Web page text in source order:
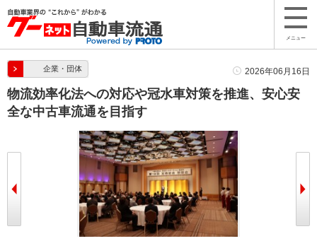
メニュー
企業・団体 2026年06月16日
物流効率化法への対応や冠水車対策を推進、安心安
全な中古車流通を目指す